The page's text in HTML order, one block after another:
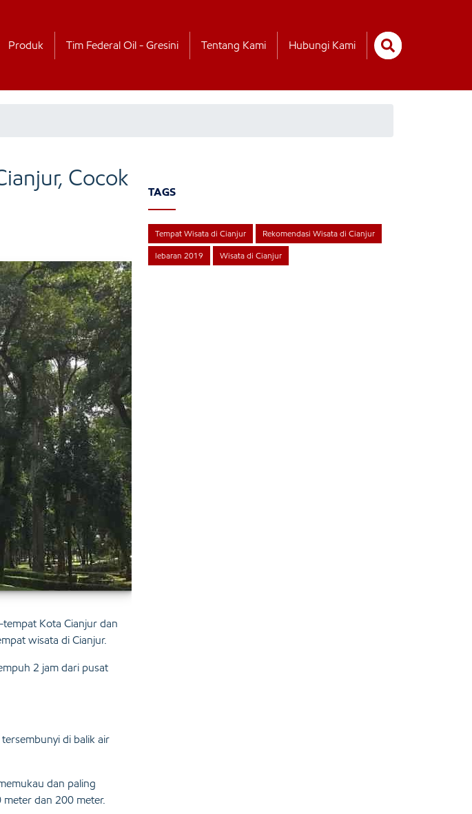
Produk Tim Federal Oil - Gresini Tentang Kami Hubungi Kami
Cocok
Kota Cianjur dan
wisata di Cianjur.
2 jam dari pusat
di balik air
dan paling
dan 200 meter.
TAGS
Tempat Wisata di Cianjur Rekomendasi Wisata di Cianjur
lebaran 2019 Wisata di Cianjur